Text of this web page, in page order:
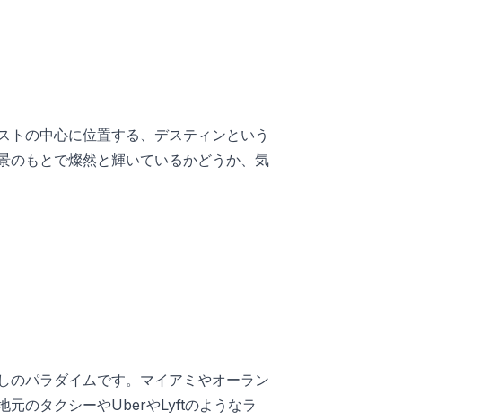
の中心に位置する、デスティンという
のもとで燦然と輝いているかどうか、気
のパラダイムです。マイアミやオーラン
元のタクシーやUberやLyftのようなラ